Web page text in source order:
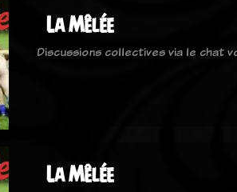
La Mêlée
Discussions collectives via le chat
La Mêlée